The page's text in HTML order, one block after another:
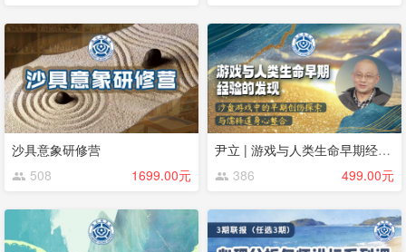
沙具意象研修营
508
1699.00元
尹立 | 游戏与人类生命早期经验的发现
386
499.00元